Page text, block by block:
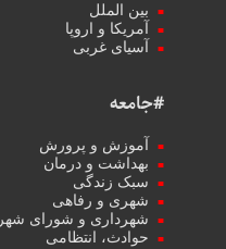
بین الملل
آمریکا و اروپا
آسیای غربی
#جامعه
آموزش و پرورش
بهداشت و درمان
سبک زندگی
شهری و رفاهی
شهرداری و شورای شهر
حوادث، انتظامی